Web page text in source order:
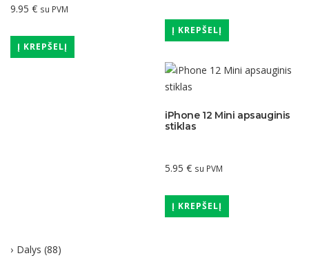
9.95 € su PVM
Į KREPŠELĮ
Į KREPŠELĮ
iPhone 12 Mini apsauginis
stiklas
5.95 € su PVM
Į KREPŠELĮ
Dalys (88)